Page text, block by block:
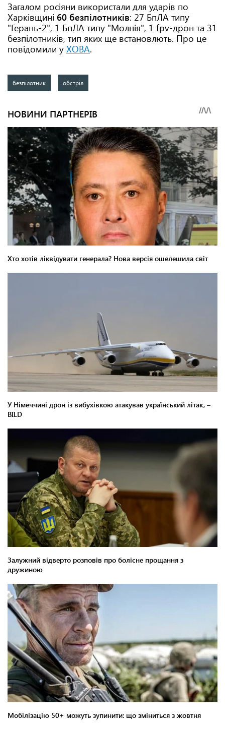
Загалом росіяни використали для ударів по
Харківщині 60 безпілотників: 27 БпЛА типу
"Герань-2", 1 БпЛА типу "Молнія", 1 fpv-дрон та 31
безпілотників, тип яких ще встановлють. Про це
повідомили у ХОВА.
безпілотник обстріл